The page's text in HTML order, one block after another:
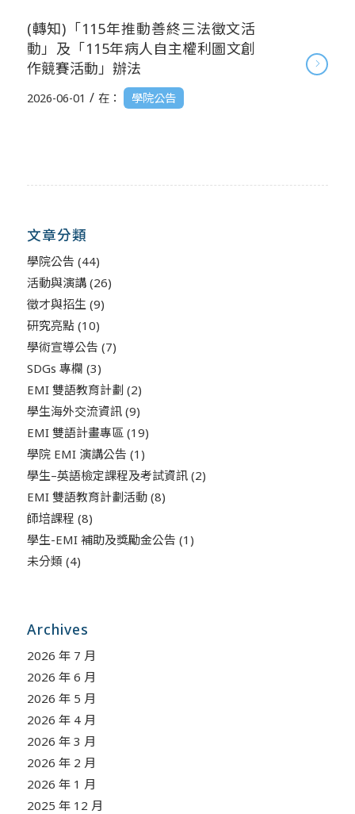
(轉知)「115年推動善終三法徵文活
動」及「115年病人自主權利圖文創
作競賽活動」辦法
2026-06-01 / 在： 學院公告
文章分類
學院公告 (44)
活動與演講(26)
徵才與招生(9)
研究亮點(10)
學術宣導公告 (7)
SDGs 專欄 (3)
EMI 雙語教育計劃 (2)
學生海外交流資訊(9)
EMI 雙語計畫專區(19)
學院 EMI 演講公告 (1)
學生–英語檢定課程及考試資訊(2)
EMI 雙語教育計劃活動(8)
師培課程 (8)
學生-EMI 補助及獎勵金公告 (1)
未分類 (4)
Archives
2026 年 7 月
2026 年 6 月
2026 年 5 月
2026 年 4 月
2026 年 3 月
2026 年 2 月
2026 年 1 月
2025 年 12 月